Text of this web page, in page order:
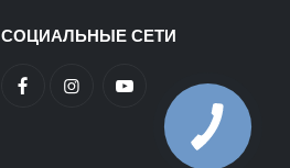
СОЦИАЛЬНЫЕ СЕТИ